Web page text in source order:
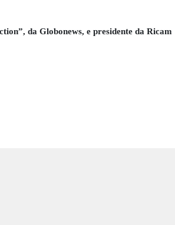
da Globonews, e presidente da Ricam